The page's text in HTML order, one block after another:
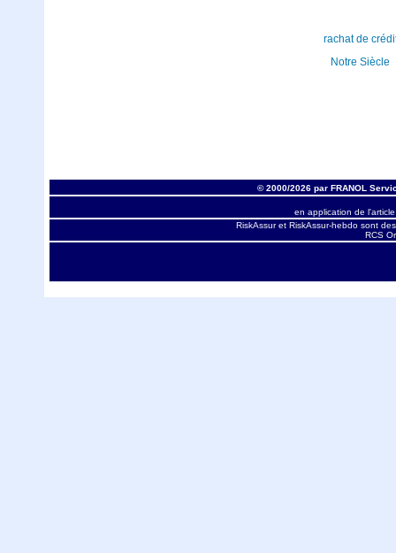
rachat de
Notre Siècle
© 2000/2026 par FRANOL
en application de
RiskAssur et RiskAssur-hebdo sont
RCS